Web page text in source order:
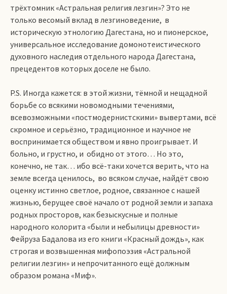
трёхтомник «Астральная религия лезгин»? Это не
только весомый вклад в лезгиноведение, в
историческую этнологию Дагестана, но и пионерское,
универсальное исследование домонотеистического
духовного наследия отдельного народа Дагестана,
прецедентов которых доселе не было.
P.S. Иногда кажется: в этой жизни, тёмной и нещадной
борьбе со всякими новомодными течениями,
всевозможными «постмодернистскими» вывертами, всё
скромное и серьёзно, традиционное и научное не
воспринимается обществом и явно проигрывает. И
больно, и грустно, и обидно от этого… Но это,
конечно, не так… ибо всё-таки хочется верить, что на
земле всегда ценилось, во всяком случае, найдёт свою
оценку истинно светлое, родное, связанное с нашей
жизнью, берущее своё начало от родной земли и запаха
родных просторов, как безыскусные и полные
народного колорита «были и небылицы древности»
Фейруза Бадалова из его книги «Красный дождь», как
строгая и возвышенная мифопоэзия «Астральной
религии лезгин» и непрочитанного ещё должным
образом романа «Миф».